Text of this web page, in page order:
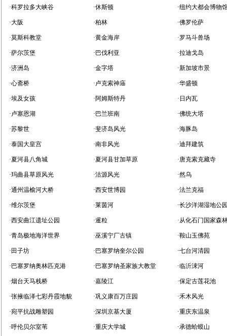
·科罗拉多大峡谷 ·休斯顿 ·纽约大都会博物
·大阪 ·柏林 ·佛罗伦萨
·莫斯科教堂 ·黄金海岸 ·罗马斗兽场
·萨尔茨堡 ·巴伐利亚 ·拉迪戈岛
·济洲岛 ·金字塔 ·新加坡市景
·心斋桥 ·卢克索神庙 ·华盛顿
·埃及女孩 ·阿姆斯特丹 ·日内瓦
·卢塞恩湖 ·巴兰班南 ·佛统大塔
·苏黎世 ·斐济岛风光 ·海豚岛
·泰国大皇宫 ·南非风光 ·迪拜建筑
·夏河县八角城 ·夏河县甘加草原 ·唐克索克藏寺
·玛曲县草原风光 ·沽源风光 ·然乌
·通州温榆河大桥 ·西安世博园 ·法兰克福
·维尔茨堡 ·莱茵河 ·长沙洋湖湿地公
·西安曲江遗址公园 ·暹粒 ·从化石门国家森
·青岛极地海洋世界 ·巫溪宁厂古镇 ·鞍山玉佛苑
·田子坊 ·巴塞罗纳奎尔公园 ·七台河清园
·巴塞罗纳奥林匹克港 ·巴塞罗纳圣家族大教堂 ·临沂涑河
·烟台天马栈桥 ·嘉陵江 ·保定古莲花池
·张掖临泽七彩丹霞地貌 ·巩义康百万庄园 ·禾木风光
·宛平抗战雕塑园 ·深圳京基大厦 ·重庆东温泉
·呼伦贝尔室苇 ·重庆大学城 ·承德蛤蟆山